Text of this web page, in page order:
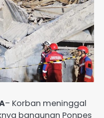
– Korban meninggal
bangunan Ponpes